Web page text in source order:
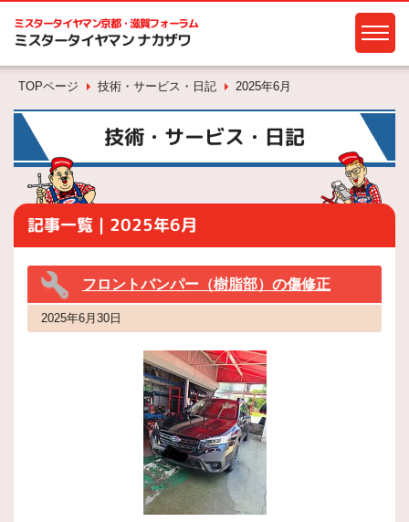
ミスタータイヤマン京都・滋賀フォーラム
ミスタータイヤマン ナカザワ
TOPページ 技術・サービス・日記 2025年6月
技術・サービス・日記
記事一覧｜2025年6月
フロントバンパー（樹脂部）の傷修正
2025年6月30日